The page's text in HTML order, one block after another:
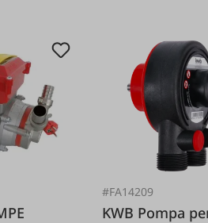
#FA14209
KWB Pompa per